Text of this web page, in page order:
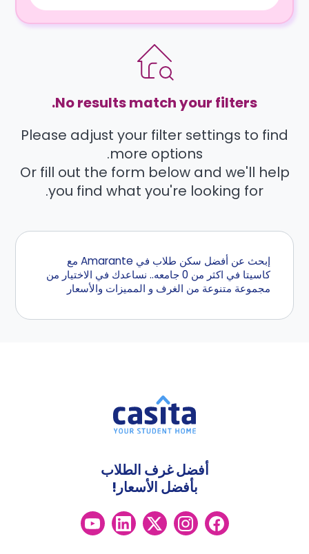
No results match your filters.
Please adjust your filter settings to find
more options.
Or fill out the form below and we'll help
you find what you're looking for.
إبحث عن أفضل سكن طلاب في Amarante مع
كاسيتا في اكثر من 0 جامعه.. نساعدك في الاختيار من
مجموعة متنوعة من الغرف و المميزات والأسعار
أفضل غرف الطلاب
بأفضل الأسعار!